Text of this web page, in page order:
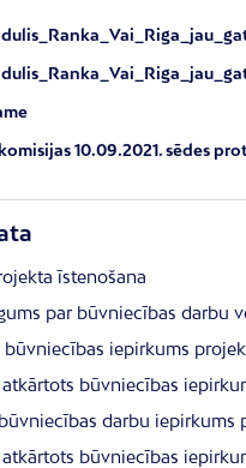
10.09.2021. sēdes
īstenošana
par būvniecības darbu
būvniecības iepirkums
būvniecības
darbu iepirkums
būvniecības